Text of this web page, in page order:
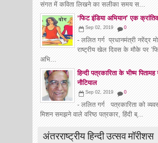
संगत में कविता लिखने का सलीका समय स...
‘फिट इंडिया अभियान’ एक
Sep 02, 2019 0
- ललित गर्ग प्रधानमंत्री नरेंद्र
राष्ट्रीय खेल दिवस के मौके पर
अभि...
हिन्दी पत्रकारिता के भीष्म
नौटियाल
Sep 02, 2019 0
- ललित गर्ग पत्रकारिता को
मिशन समझने वाले वरिष्ठ पत्रकार, हिंदी ब्...
अंतरराष्ट्रीय हिन्दी उत्सव मॉरीशस